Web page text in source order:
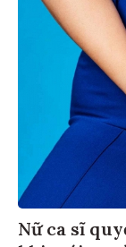
Nữ ca sĩ